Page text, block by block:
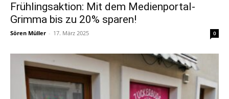
Frühlingsaktion: Mit dem Medienportal-
Grimma bis zu 20% sparen!
Sören Müller - 17. März 2025 0